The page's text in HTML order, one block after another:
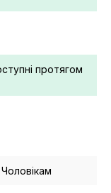
протягом